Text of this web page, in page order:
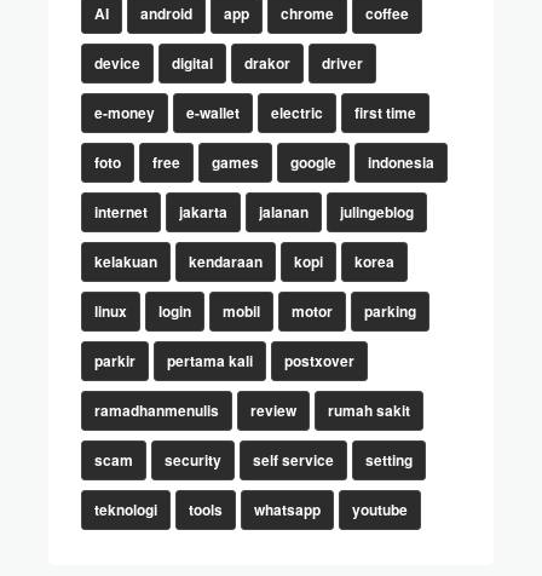
AI android app chrome coffee
device digital drakor driver
e-money e-wallet electric first time
foto free games google indonesia
internet jakarta jalanan julingeblog
kelakuan kendaraan kopi korea
linux login mobil motor parking
parkir pertama kali postxover
ramadhanmenulis review rumah sakit
scam security self service setting
teknologi tools whatsapp youtube